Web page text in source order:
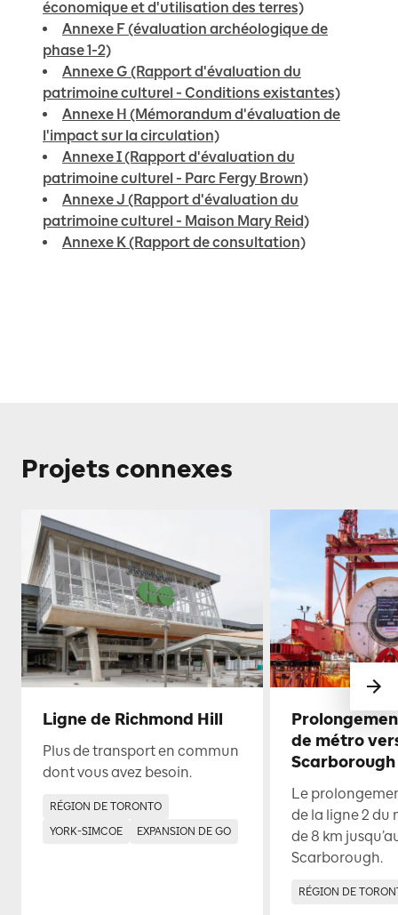
économique et d'utilisation des terres)
Annexe F (évaluation archéologique de
phase 1-2)
Annexe G (Rapport d'évaluation du
patrimoine culturel - Conditions existantes)
Annexe H (Mémorandum d'évaluation de
l'impact sur la circulation)
Annexe I (Rapport d'évaluation du
patrimoine culturel - Parc Fergy Brown)
Annexe J (Rapport d'évaluation du
patrimoine culturel - Maison Mary Reid)
Annexe K (Rapport de consultation)
Projets connexes
Ligne de Richmond Hill
Plus de transport en commun
dont vous avez besoin.
RÉGION DE TORONTO
YORK-SIMCOE
EXPANSION DE GO
de métro
Scarborough
Le
de la ligne 2 du
de 8 km
Scarborough.
RÉGION DE